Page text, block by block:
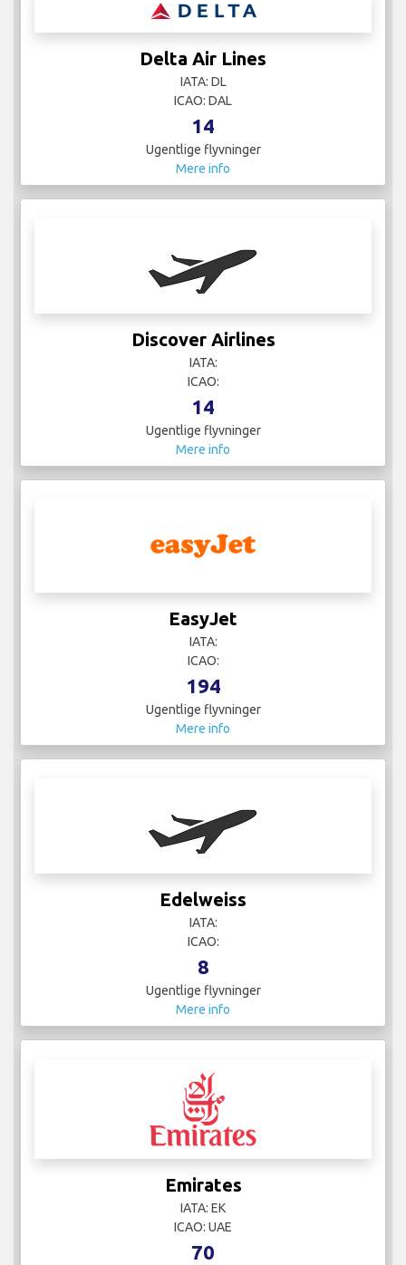
Delta Air Lines
IATA: DL
ICAO: DAL
14
Ugentlige flyvninger
Mere info
Discover Airlines
IATA:
ICAO:
14
Ugentlige flyvninger
Mere info
EasyJet
IATA:
ICAO:
194
Ugentlige flyvninger
Mere info
Edelweiss
IATA:
ICAO:
8
Ugentlige flyvninger
Mere info
Emirates
IATA: EK
ICAO: UAE
70